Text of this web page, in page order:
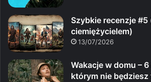
Szybkie recenzje #5
ciemiężycielem)
13/07/2026
Wakacje w domu –
którym nie będziesz